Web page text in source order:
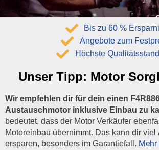
Unser Tipp: Motor
Wir empfehlen dir für dein einen
Austauschmotor inklusive Einbau zu
bedeutet, dass der Motor Verkäufer
Motoreinbau übernimmt. Das kann dir viel
ersparen, besonders im Garantiefall.
Bis zu 60 %
Angebote zum
Höchste